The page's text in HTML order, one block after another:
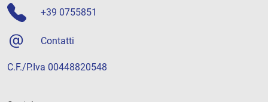
+39 0755851
Contatti
C.F./P.Iva 00448820548